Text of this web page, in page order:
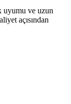
uyumu ve uzun
açısından